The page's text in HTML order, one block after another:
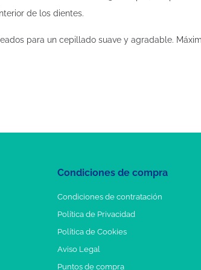
de los dientes.
para un cepillado suave y agradable.
Condiciones de compra
Condiciones de contratación
Política de Privacidad
Política de Cookies
Aviso Legal
Puntos de compra